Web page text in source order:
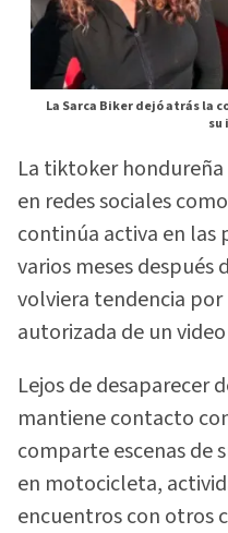
La Sarca Biker dejó atrás la
su
La tiktoker hondureña
en redes sociales como
continúa activa en
varios meses después
volviera tendencia
autorizada de un
Lejos de desaparecer
mantiene contacto
comparte escenas de
en motocicleta,
encuentros con otros